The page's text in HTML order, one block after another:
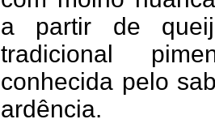
a partir de
tradicional
conhecida pelo
ardência.